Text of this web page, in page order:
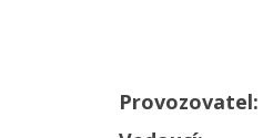
Provozovatel: